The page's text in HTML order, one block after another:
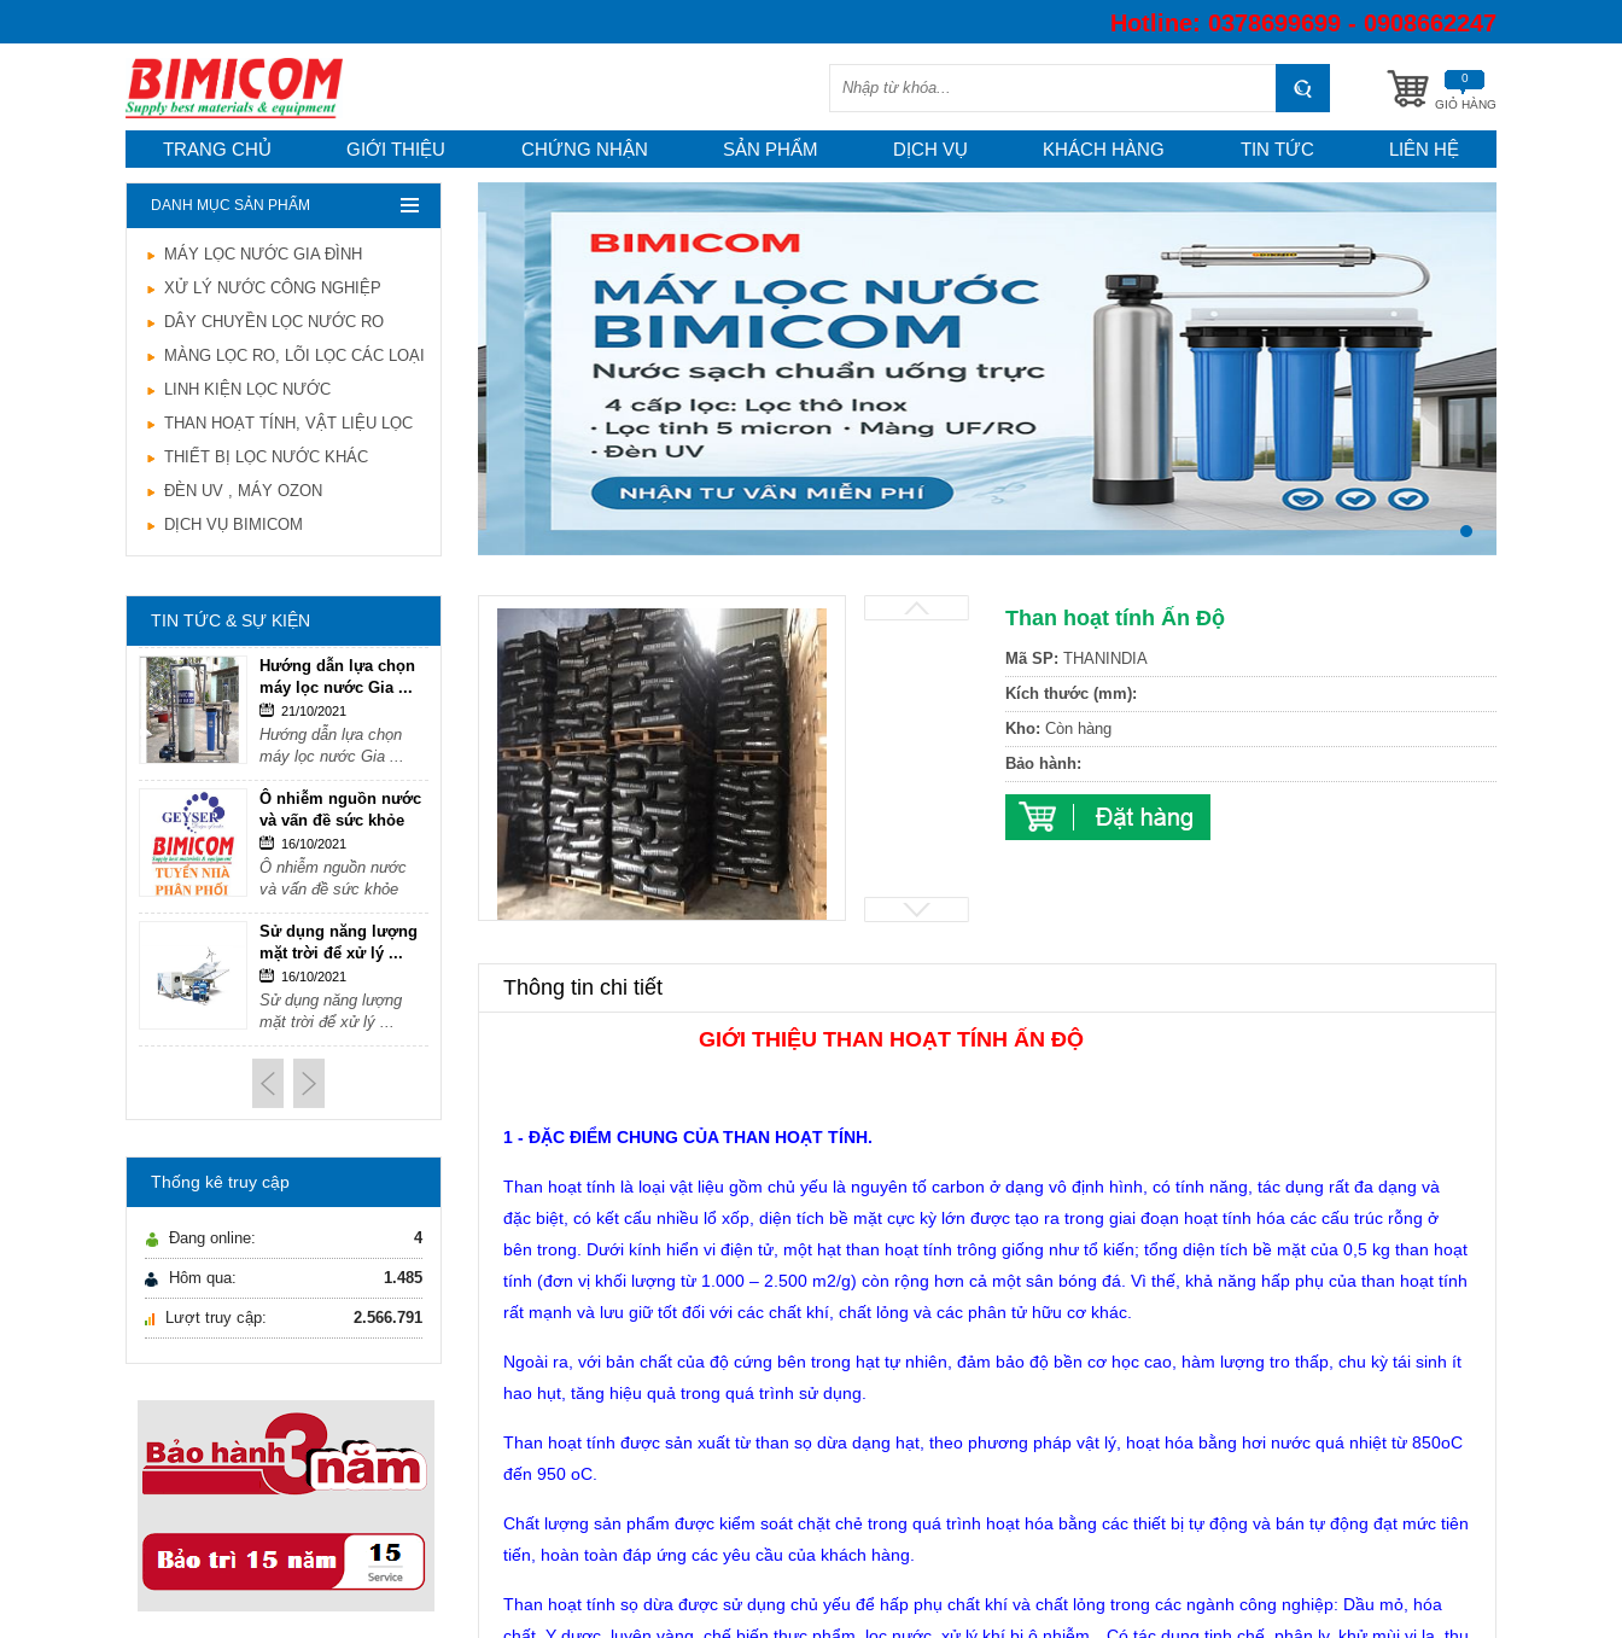
Hotline: 0378699699 - 0908662247
GIỎ HÀNG
0
TRANG CHỦ GIỚI THIỆU CHỨNG NHẬN SẢN PHẨM DỊCH VỤ KHÁCH HÀNG TIN TỨC LIÊN HỆ
DANH MỤC SẢN PHẨM
MÁY LỌC NƯỚC GIA ĐÌNH
XỬ LÝ NƯỚC CÔNG NGHIỆP
DÂY CHUYỀN LỌC NƯỚC RO
MÀNG LỌC RO, LÕI LỌC CÁC LOẠI
LINH KIỆN LỌC NƯỚC
THAN HOẠT TÍNH, VẬT LIỆU LỌC
THIẾT BỊ LỌC NƯỚC KHÁC
ĐÈN UV , MÁY OZON
DỊCH VỤ BIMICOM
TIN TỨC & SỰ KIỆN
máy lọc nước Gia ...
21/10/2021
máy lọc nước Gia ...
Ô nhiễm nguồn nước
và vấn đề sức khỏe
16/10/2021
và vấn đề sức khỏe
Sử dụng năng lượng
mặt trời để xử lý ...
Sử dụng năng lượng
mặt trời để xử lý ...
Hướng dẫn lựa chọn
máy lọc nước Gia ...
21/10/2021
Hướng dẫn lựa chọn
máy lọc nước Gia ...
Ô nhiễm nguồn nước
và vấn đề sức khỏe
16/10/2021
Ô nhiễm nguồn nước
và vấn đề sức khỏe
Sử dụng năng lượng
mặt trời để xử lý ...
16/10/2021
Sử dụng năng lượng
mặt trời để xử lý ...
Hướng dẫn lựa chọn
máy lọc nước Gia ...
21/10/2021
máy lọc nước Gia ...
Ô nhiễm nguồn nước
và vấn đề sức khỏe
Sử dụng năng lượng
mặt trời để xử lý ...
Thống kê truy cập
Đang online: 4
Hôm qua: 1.485
Lượt truy cập: 2.566.791
Than hoạt tính Ấn Độ
Mã SP: THANINDIA
Kích thước (mm):
Kho: Còn hàng
Bảo hành:
Thông tin chi tiết
GIỚI THIỆU THAN HOẠT TÍNH ẤN ĐỘ
1 - ĐẶC ĐIỂM CHUNG CỦA THAN HOẠT TÍNH.
Than hoạt tính là loại vật liệu gồm chủ yếu là nguyên tố carbon ở dạng vô định hình, có tính năng, tác dụng rất đa dạng và
đặc biệt, có kết cấu nhiều lổ xốp, diện tích bề mặt cực kỳ lớn được tạo ra trong giai đoạn hoạt tính hóa các cấu trúc rỗng ở
bên trong. Dưới kính hiển vi điện tử, một hạt than hoạt tính trông giống như tổ kiến; tổng diện tích bề mặt của 0,5 kg than hoạt
tính (đơn vị khối lượng từ 1.000 – 2.500 m2/g) còn rộng hơn cả một sân bóng đá. Vì thế, khả năng hấp phụ của than hoạt tính
rất mạnh và lưu giữ tốt đối với các chất khí, chất lỏng và các phân tử hữu cơ khác.
Ngoài ra, với bản chất của độ cứng bên trong hạt tự nhiên, đảm bảo độ bền cơ học cao, hàm lượng tro thấp, chu kỳ tái sinh ít
hao hụt, tăng hiệu quả trong quá trình sử dụng.
Than hoạt tính được sản xuất từ than sọ dừa dạng hạt, theo phương pháp vật lý, hoạt hóa bằng hơi nước quá nhiệt từ 850oC
đến 950 oC.
Chất lượng sản phẩm được kiểm soát chặt chẻ trong quá trình hoạt hóa bằng các thiết bị tự động và bán tự động đạt mức tiên
tiến, hoàn toàn đáp ứng các yêu cầu của khách hàng.
Than hoạt tính sọ dừa được sử dụng chủ yếu để hấp phụ chất khí và chất lỏng trong các ngành công nghiệp: Dầu mỏ, hóa